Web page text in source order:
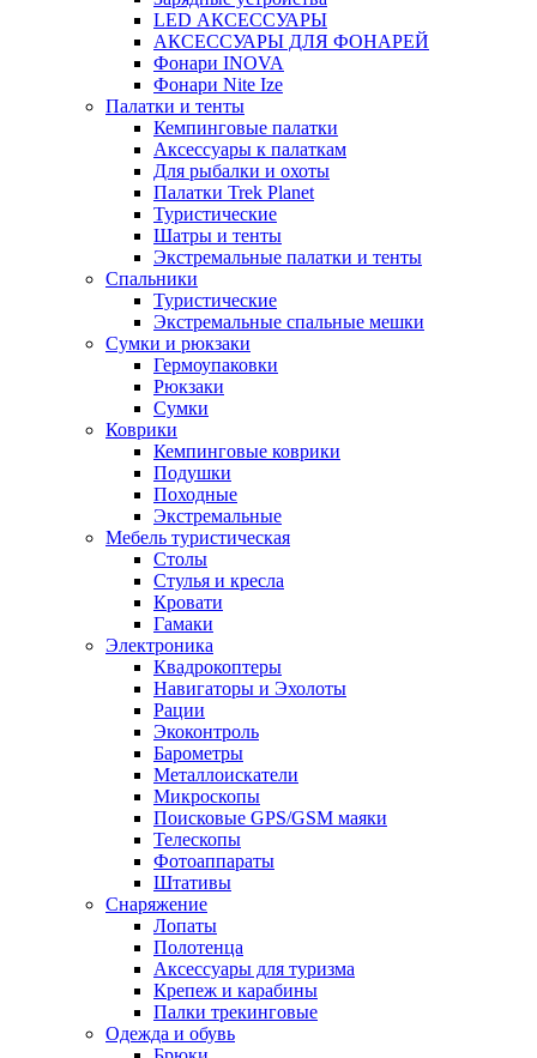
LED АКСЕССУАРЫ
АКСЕССУАРЫ ДЛЯ ФОНАРЕЙ
Фонари INOVA
Фонари Nite Ize
Палатки и тенты
Кемпинговые палатки
Аксессуары к палаткам
Для рыбалки и охоты
Палатки Trek Planet
Туристические
Шатры и тенты
Экстремальные палатки и тенты
Спальники
Туристические
Экстремальные спальные мешки
Сумки и рюкзаки
Гермоупаковки
Рюкзаки
Сумки
Коврики
Кемпинговые коврики
Подушки
Походные
Экстремальные
Мебель туристическая
Столы
Стулья и кресла
Кровати
Гамаки
Электроника
Квадрокоптеры
Навигаторы и Эхолоты
Рации
Экоконтроль
Барометры
Металлоискатели
Микроскопы
Поисковые GPS/GSM маяки
Телескопы
Фотоаппараты
Штативы
Снаряжение
Лопаты
Полотенца
Аксессуары для туризма
Крепеж и карабины
Палки трекинговые
Одежда и обувь